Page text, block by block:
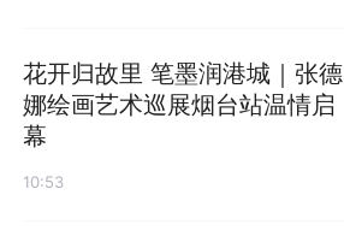
花开归故里 笔墨润港城｜张德
娜绘画艺术巡展烟台站温情启
幕
10:53